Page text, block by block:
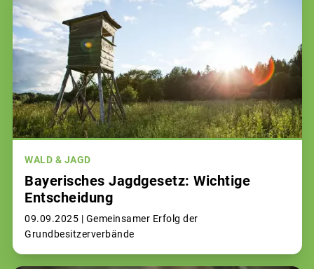
WALD & JAGD
Bayerisches Jagdgesetz: Wichtige
Entscheidung
09.09.2025 | Gemeinsamer Erfolg der
Grundbesitzerverbände